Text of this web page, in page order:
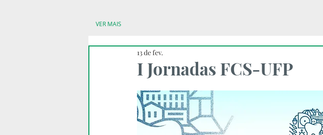
VER MAIS
I Jornadas FCS-UFP
13 de fev.